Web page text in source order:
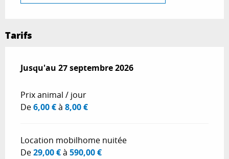
Tarifs
Du3 avril 2026au27 septembre 2026
Jusqu'au 27 septembre 2026
Prix animal / jour
De6,00 €à 8,00 €
Location mobilhome nuitée
De29,00 €à 590,00 €